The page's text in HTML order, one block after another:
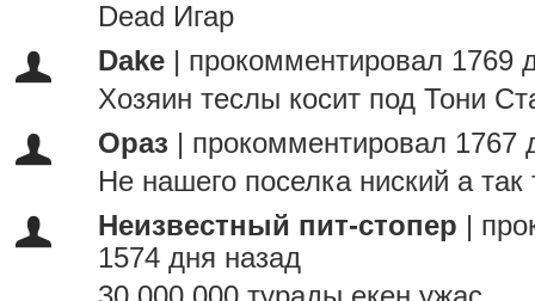
Dead Игар
Dake
прокомментировал 1769
Хозяин теслы косит под Тони
Ораз
прокомментировал 1767
Не нашего поселка ниский а так
Неизвестный пит-стопер
1574 дня назад